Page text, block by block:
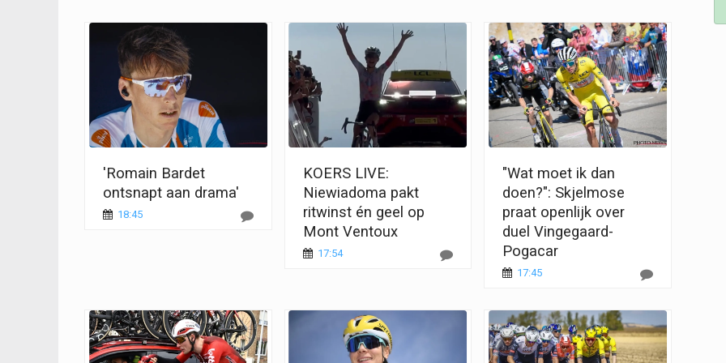
'Romain Bardet
ontsnapt aan drama'
18:45
KOERS LIVE:
Niewiadoma pakt
ritwinst én geel op
Mont Ventoux
17:54
"Wat moet ik dan
doen?": Skjelmose
praat openlijk over
duel Vingegaard-
Pogacar
17:45